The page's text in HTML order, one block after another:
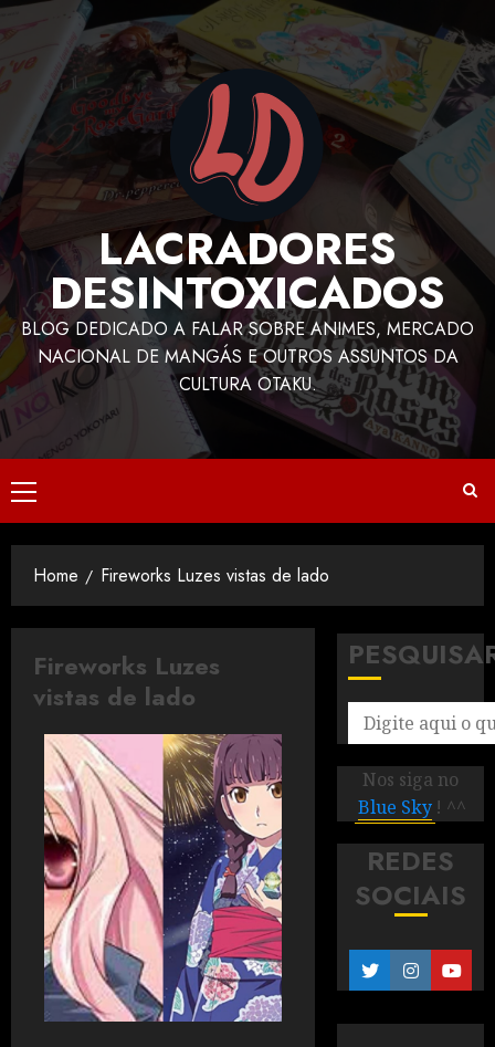
LACRADORES
DESINTOXICADOS
BLOG DEDICADO A FALAR SOBRE ANIMES, MERCADO
NACIONAL DE MANGÁS E OUTROS ASSUNTOS DA
CULTURA OTAKU.
Home Fireworks Luzes vistas de lado
Fireworks Luzes
vistas de lado
Nos siga no
Blue Sky ! ^^
REDES
SOCIAIS